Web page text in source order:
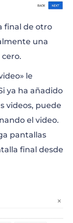
final de otro
una
le
ya ha añadido
videos, puede
el video.
pantallas
final desde